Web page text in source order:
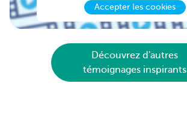
Accepter les cookies
Découvrez d'autres
témoignages inspirants